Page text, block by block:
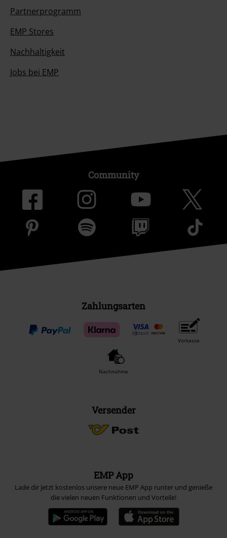
Partnerprogramm
EMP Stores
Nachhaltigkeit
Jobs bei EMP
Community
Zahlungsarten
Vorkasse
Nachnahme
Versender
EMP App
Lade dir jetzt kostenlos unsere neue EMP App runter und genieße
die vielen neuen Funktionen und Vorteile!